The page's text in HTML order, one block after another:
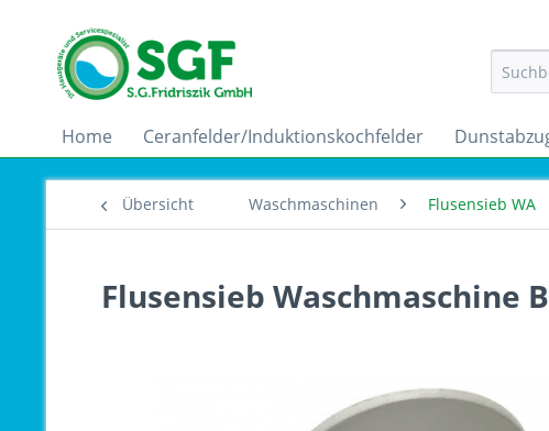
Home Ceranfelder/Induktionskochfelder
Übersicht Waschmaschinen Flusensieb WA
Flusensieb Waschmaschine